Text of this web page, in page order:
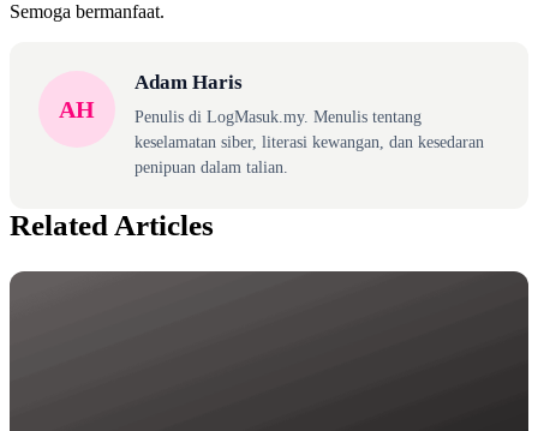
Semoga bermanfaat.
AH
Adam Haris
Penulis di LogMasuk.my. Menulis tentang
keselamatan siber, literasi kewangan, dan kesedaran
penipuan dalam talian.
Related Articles